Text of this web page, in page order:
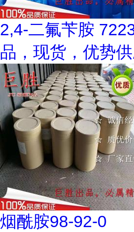
2,4-二氟苄胺
品，现货，优势
烟酰胺98-92-0